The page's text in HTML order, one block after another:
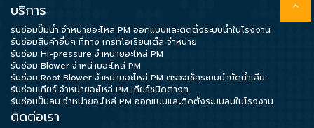
Data
Center
Document
บริการ
รับซ่อมปั๊มน้ำ จำหน่ายอะไหล่ PM ออกแบบและติดตั้งระบบน้ำในโรงงาน
รับซ่อมสินค้าอื่นๆ ที่ทาง เกรทโอเรียนเต็ล จำหน่าย
รับซ่อม Hi-pressure จำหน่ายอะไหล่ PM
รับซ่อม Blower จำหน่ายอะไหล่ PM
รับซ่อม Root Blower จำหน่ายอะไหล่ PM ตรวจเช็คระบบบำบัดน้ำเสีย
รับซ่อมเกียร์ จำหน่ายอะไหล่ PM เกียร์ชนิดต่างๆ
รับซ่อมปั๊มลม จำหน่ายอะไหล่ PM ออกแบบและติดตั้งระบบลมในโรงงาน
ติดต่อเรา